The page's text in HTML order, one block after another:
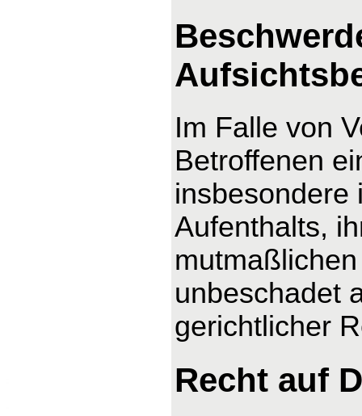
Im Falle von
Betroffenen
insbesondere
Aufenthalts,
unbeschadet
gerichtlicher
Recht auf